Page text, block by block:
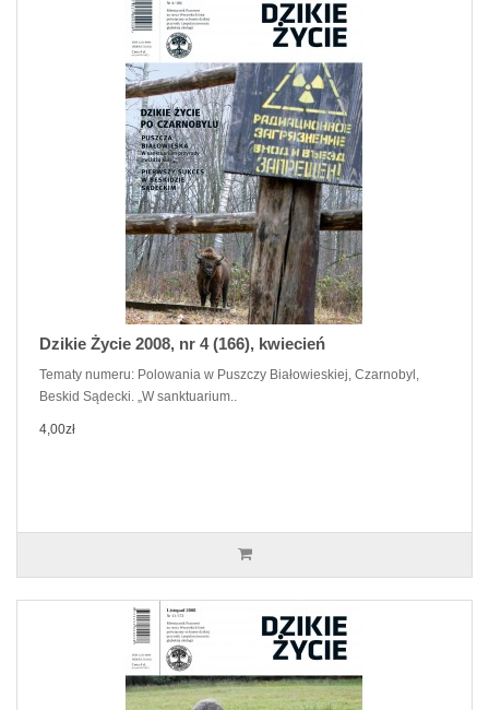
Dzikie Życie 2008, nr 4 (166), kwiecień
Tematy numeru: Polowania w Puszczy Białowieskiej, Czarnobyl,
Beskid Sądecki. „W sanktuarium..
4,00zł